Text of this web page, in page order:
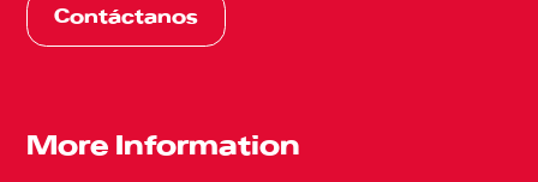
Contáctanos
More Information